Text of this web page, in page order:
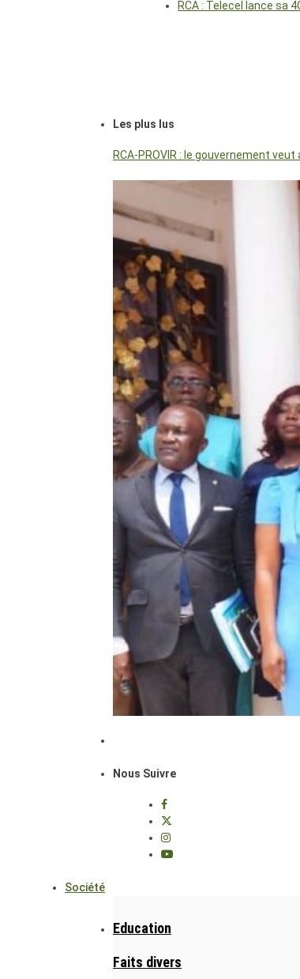
RCA : Telecel lance sa
Les plus lus
RCA-PROVIR : le gouvernement
Nous Suivre
Société
Education
Faits divers